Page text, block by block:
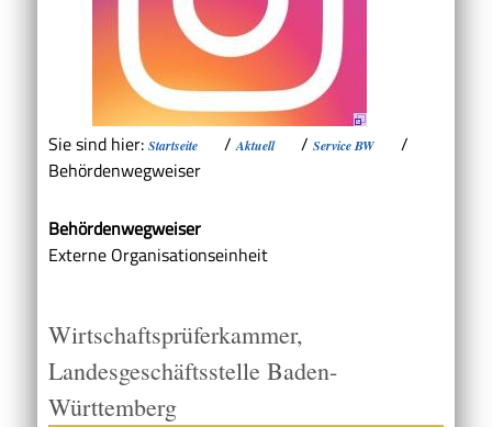
Sie sind hier: Startseite /Aktuell / Service BW
/
Behördenwegweiser
Behördenwegweiser
Externe Organisationseinheit
Wirtschaftsprüferkammer,
Landesgeschäftsstelle Baden-
Württemberg